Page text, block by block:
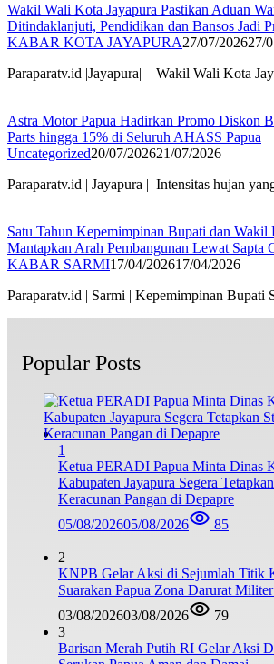
Wakil Wali Kota Jayapura Pastikan Aduan
Ditindaklanjuti, Pendidikan dan Bansos Jadi
KABAR KOTA JAYAPURA27/07/202627/
Paraparatv.id |Jayapura| – Wakil Wali Kota
Astra Motor Papua Hadirkan Promo Diskon
Parts hingga 15% di Seluruh AHASS Papua
Uncategorized20/07/202621/07/2026
Paraparatv.id | Jayapura | Intensitas hujan
Satu Tahun Kepemimpinan Bupati dan Wakil
Mantapkan Arah Pembangunan Lewat Sapta
KABAR SARMI17/04/202617/04/2026
Paraparatv.id | Sarmi | Kepemimpinan
Popular Posts
1
Ketua PERADI Papua Minta Dinas
Kabupaten Jayapura Segera
Keracunan Pangan di Depapre
05/08/202605/08/2026 85
2
KNPB Gelar Aksi di Sejumlah Titik
Suarakan Papua Zona Darurat
03/08/202603/08/2026
79
3
Barisan Merah Putih RI Gelar Aksi